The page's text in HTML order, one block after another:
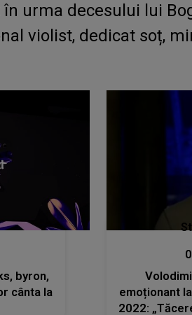
urma decesului lui
violist, dedicat soț,
byron,
cânta la
emoționant
2022: